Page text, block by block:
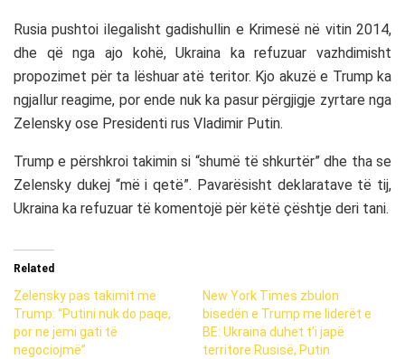
Rusia pushtoi ilegalisht gadishullin e Krimesë në vitin 2014,
dhe që nga ajo kohë, Ukraina ka refuzuar vazhdimisht
propozimet për ta lëshuar atë teritor. Kjo akuzë e Trump ka
ngjallur reagime, por ende nuk ka pasur përgjigje zyrtare nga
Zelensky ose Presidenti rus Vladimir Putin.
Trump e përshkroi takimin si “shumë të shkurtër” dhe tha se
Zelensky dukej “më i qetë”. Pavarësisht deklaratave të tij,
Ukraina ka refuzuar të komentojë për këtë çështje deri tani.
Related
Zelensky pas takimit me
Trump: “Putini nuk do paqe,
por ne jemi gati të
negociojmë”
New York Times zbulon
bisedën e Trump me liderët e
BE: Ukraina duhet t’i japë
territore Rusisë, Putin